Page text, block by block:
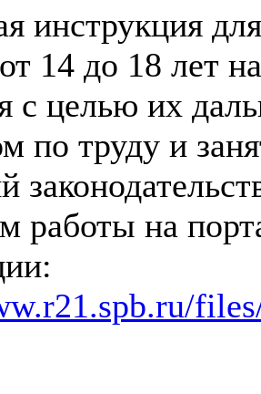
инструкция
от 14 до 18 лет
с целью их
по труду и
работы на